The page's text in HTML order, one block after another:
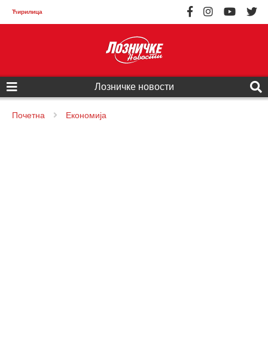
Ћирилица
Лозничке новости
Почетна Економија